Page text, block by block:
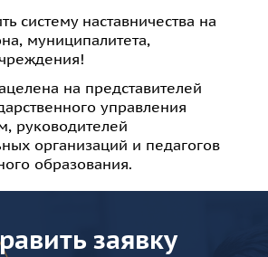
систему наставничества на
муниципалитета,
на представителей
управления
руководителей
организаций и педагогов
образования.
заявку